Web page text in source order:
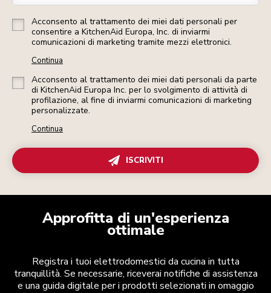
Acconsento al trattamento dei miei dati personali per
consentire a KitchenAid Europa, Inc. di inviarmi
comunicazioni di marketing tramite mezzi elettronici.
Continua
Acconsento al trattamento dei miei dati personali da parte
di KitchenAid Europa Inc. per lo svolgimento di attività di
profilazione, al fine di inviarmi comunicazioni di marketing
personalizzate.
Continua
ISCRIVITI
Approfitta di un'esperienza
ottimale
Registra i tuoi elettrodomestici da cucina in tutta
tranquillità. Se necessarie, riceverai notifiche di assistenza
e una guida digitale per i prodotti selezionati in omaggio